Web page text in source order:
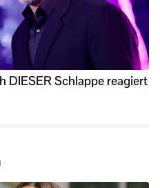
DIESER Schlappe reagiert